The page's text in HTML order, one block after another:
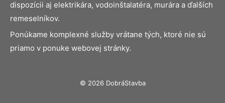
dispozícii aj elektrikára, vodoinštalatéra, murára a ďalších
remeselníkov.
Ponúkame komplexné služby vrátane tých, ktoré nie sú
priamo v ponuke webovej stránky.
© 2026 DobráStavba